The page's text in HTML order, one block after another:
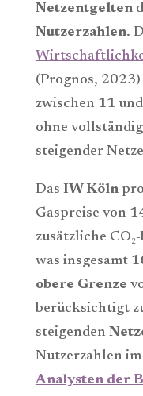
Netzentgelten
Nutzerzahlen.
(Prognos,
zwischen11 und
ohne
steigender
Das IW Köln
Gaspreise von
zusätzliche
was insgesamt
obere Grenze
berücksichtigt
steigenden
Nutzerzahlen
Analysten der